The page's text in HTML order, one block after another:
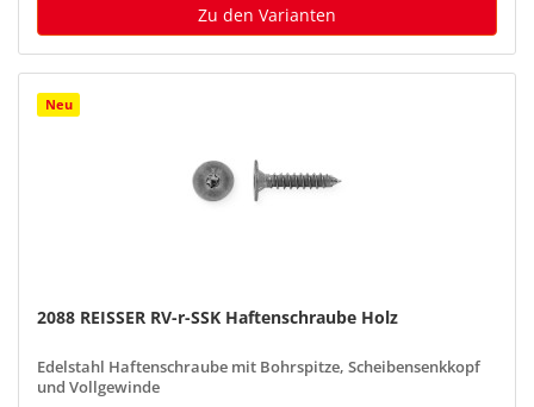
Zu den Varianten
Neu
2088 REISSER RV-r-SSK Haftenschraube Holz
Edelstahl Haftenschraube mit Bohrspitze, Scheibensenkkopf
und Vollgewinde